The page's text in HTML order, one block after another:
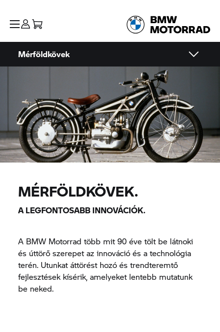
Mérföldkövek
MÉRFÖLDKÖVEK.
A LEGFONTOSABB INNOVÁCIÓK.
A BMW Motorrad több mit 90 éve tölt be látnoki
és úttörő szerepet az innováció és a technológia
terén. Utunkat áttörést hozó és trendteremtő
fejlesztések kísérik, amelyeket lentebb mutatunk
be neked.